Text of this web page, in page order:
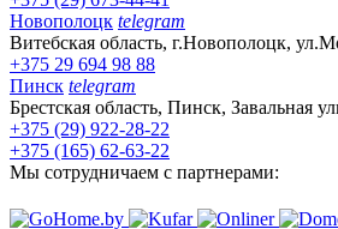
Новополоцк telegram
Витебская область, г.Новополоцк,
+375 29 694 98 88
Пинск telegram
Брестская область, Пинск, Завальная
+375 (29) 922-28-22
+375 (165) 62-63-22
Мы сотрудничаем с партнерами: